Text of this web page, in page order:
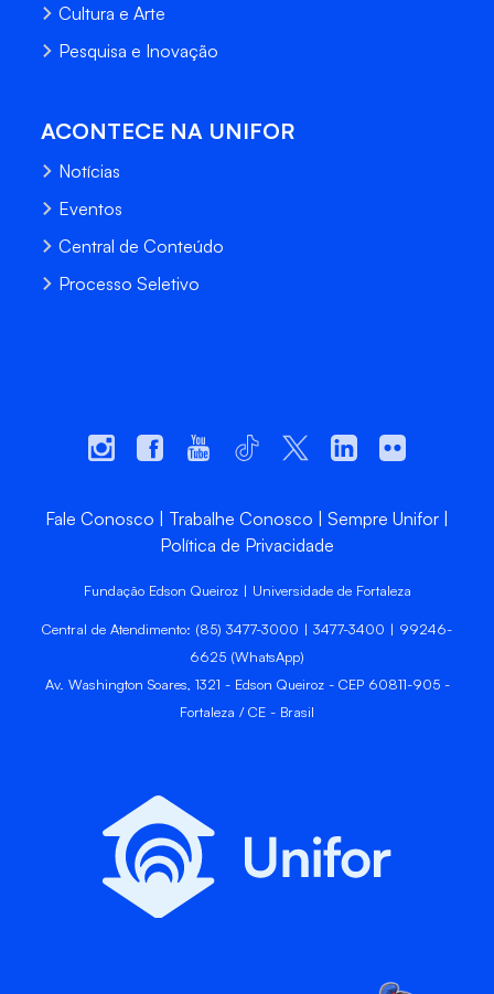
Cultura e Arte
Pesquisa e Inovação
ACONTECE NA UNIFOR
Notícias
Eventos
Central de Conteúdo
Processo Seletivo
Fale Conosco Trabalhe Conosco
Sempre Unifor
Política de Privacidade
Fundação Edson Queiroz | Universidade de Fortaleza
Central de Atendimento: (85) 3477-3000 | 3477-3400 | 99246-
6625 (WhatsApp)
Av. Washington Soares, 1321 - Edson Queiroz - CEP 60811-905 -
Fortaleza / CE - Brasil